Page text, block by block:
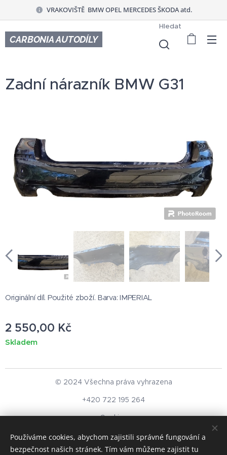
VRAKOVIŠTĚ BMW OPEL MERCEDES ŠKODA atd.
CARBONIA AUTODÍLY
Hledat
Zadní nárazník BMW G31
Originální díl. Použité zboží. Barva: IMPERIAL
2 550,00 Kč
Skladem
© 2024 Všechna práva vyhrazena
+420 722 195 264
Cookies
Měna
CZK Kč
EUR €
Používáme cookies, abychom zajistili správné fungování a
bezpečnost našich stránek. Tím vám můžeme zajistit tu